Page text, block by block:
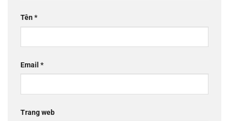
Tên*
Email *
Trang web